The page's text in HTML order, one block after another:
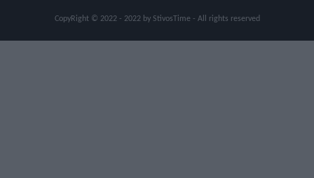
CopyRight © 2022 - 2022 by StivosTime - All rights reserved